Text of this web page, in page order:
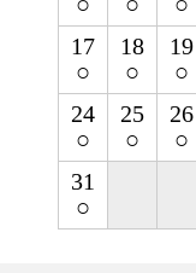
17
○
18
○
19
○
24
○
25
○
26
○
31
○